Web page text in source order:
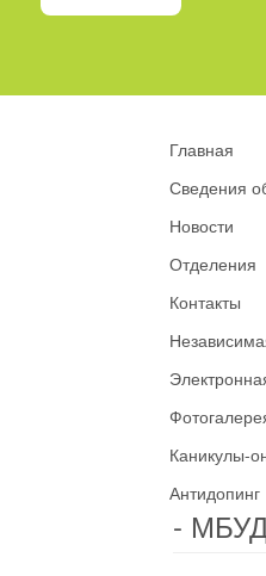
Главная
Сведения
Новости
Отделения
Контакты
Каникулы-
Антидопинг
-